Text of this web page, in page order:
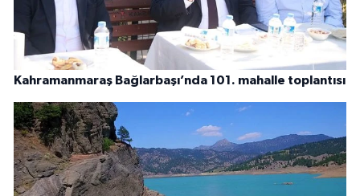
Kahramanmaraş Bağlarbaşı’nda 101. mahalle toplantısı